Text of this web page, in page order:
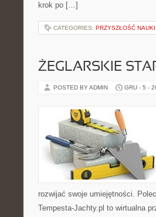
krok po […]
CATEGORIES: PRZYSZŁOŚĆ NAUKI
ŻEGLARSKIE
POSTED BY ADMIN GRU - 5 -
rozwijać swoje umiejętności.
Tempesta-Jachty.pl to wirtualna